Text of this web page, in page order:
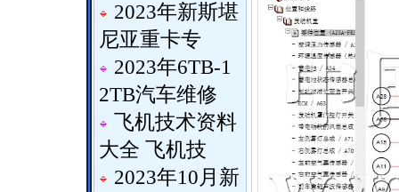
2023年新斯堪
尼亚重卡专
2023年6TB-1
2TB汽车维修
飞机技术资料
大全 飞机技
2023年10月新